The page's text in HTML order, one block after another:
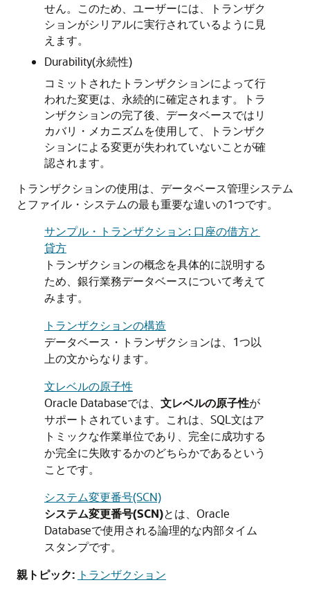
せん。このため、ユーザーには、トランザク
ションがシリアルに実行されているように見
えます。
Durability(永続性)
コミットされたトランザクションによって行
われた変更は、永続的に確定されます。トラ
ンザクションの完了後、データベースではリ
カバリ・メカニズムを使用して、トランザク
ションによる変更が失われていないことが確
認されます。
トランザクションの使用は、データベース管理システム
とファイル・システムの最も重要な違いの1つです。
サンプル・トランザクション: 口座の借方と
貸方
トランザクションの概念を具体的に説明する
ため、銀行業務データベースについて考えて
みます。
トランザクションの構造
データベース・トランザクションは、1つ以
上の文からなります。
文レベルの原子性
Oracle Databaseでは、 文レベルの原子性が
サポートされています。これは、SQL文はア
トミックな作業単位であり、完全に成功する
か完全に失敗するかのどちらかであるという
ことです。
システム変更番号(SCN)
システム変更番号(SCN)とは、Oracle
Databaseで使用される論理的な内部タイム
スタンプです。
親トピック: トランザクション